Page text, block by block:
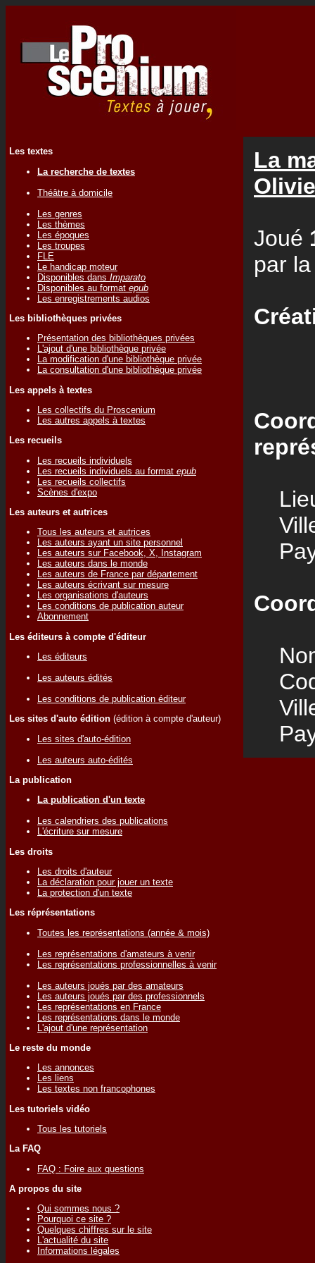
Les textes
La recherche de textes
Théâtre à domicile
Les genres
Les thèmes
Les époques
Les troupes
FLE
Le handicap moteur
Disponibles dans Imparato
Disponibles au format epub
Les enregistrements audios
Les bibliothèques privées
Présentation des bibliothèques privées
L'ajout d'une bibliothèque privée
La modification d'une bibliothèque privée
La consultation d'une bibliothèque privée
Les appels à textes
Les collectifs du Proscenium
Les autres appels à textes
Les recueils
Les recueils individuels
Les recueils individuels au format epub
Les recueils collectifs
Scènes d'expo
Les auteurs et autrices
Tous les auteurs et autrices
Les auteurs ayant un site personnel
Les auteurs sur Facebook, X, Instagram
Les auteurs dans le monde
Les auteurs de France par département
Les auteurs écrivant sur mesure
Les organisations d'auteurs
Les conditions de publication auteur
Abonnement
Les éditeurs à compte d'éditeur
Les éditeurs
Les auteurs édités
Les conditions de publication éditeur
Les sites d'auto édition (édition à compte d'auteur)
Les sites d'auto-édition
Les auteurs auto-édités
La publication
La publication d'un texte
Les calendriers des publications
L'écriture sur mesure
Les droits
Les droits d'auteur
La déclaration pour jouer un texte
La protection d'un texte
Les réprésentations
Toutes les représentations (année & mois)
Les représentations d'amateurs à venir
Les représentations professionnelles à venir
Les auteurs joués par des amateurs
Les auteurs joués par des professionnels
Les représentations en France
Les représentations dans le monde
L'ajout d'une représentation
Le reste du monde
Les annonces
Les liens
Les textes non francophones
Les tutoriels vidéo
Tous les tutoriels
La FAQ
FAQ : Foire aux questions
A propos du site
Qui sommes nous ?
Pourquoi ce site ?
Quelques chiffres sur le site
L'actualité du site
Informations légales
La
Joué
par